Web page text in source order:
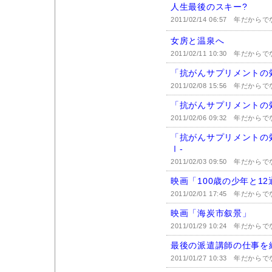
人生最後のスキー?
2011/02/14 06:57年だからで
女房と温泉へ
2011/02/11 10:30年だからで
「抗がんサプリメント
2011/02/08 15:56年だからで
「抗がんサプリメント
2011/02/06 09:32年だからで
「抗がんサプリメント
Ⅰ-
2011/02/03 09:50年だからで
映画「100歳の少年と12
2011/02/01 17:45年だからで
映画「海炭市叙景」
2011/01/29 10:24年だからで
最後の派遣講師の仕事を
2011/01/27 10:33年だからで